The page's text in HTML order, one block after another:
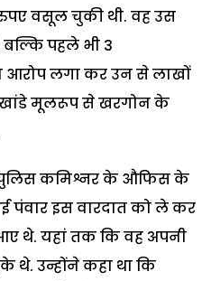
वसूल चुकी थी. वह उस
पहले भी 3
आरोप लगा कर उन से लाखों
मूलरूप से खरगोन के
कमिश्नर के औफिस के
पंवार इस वारदात को ले कर
थे. यहां तक कि वह अपनी
थे. उन्होंने कहा था कि